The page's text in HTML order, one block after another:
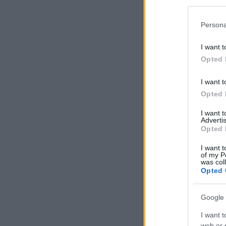
I want
Opted
I want
Opted
I want
Opted
I want
of my
was
Opted
Google
I want